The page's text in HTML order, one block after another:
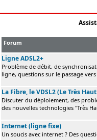
Forum
Ligne ADSL2+
Problème de débit, de
ligne, questions sur le passage vers
La Fibre, le VDSL2 (Le Très
Discuter du déploiement, des
des nouvelles technologies "Très
Internet (ligne fixe)
Un soucis avec internet ? Des